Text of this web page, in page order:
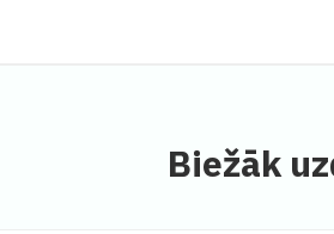
Biežāk